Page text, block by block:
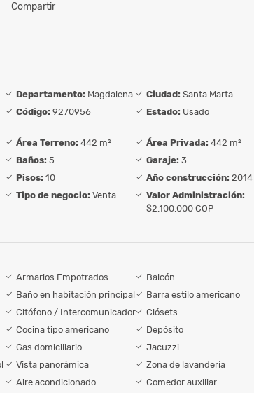
Compartir
Departamento: Magdalena Ciudad: Santa Marta
Código: 9270956 Estado: Usado
Área Terreno: 442 m² Área Privada: 442 m²
Baños: 5 Garaje: 3
Pisos: 10 Año construcción: 2014
Tipo de negocio: Venta
Valor Administración:
$2.100.000 COP
Armarios Empotrados
Balcón
Baño en habitación principal
Barra estilo americano
Citófono / Intercomunicador
Clósets
Cocina tipo americano
Depósito
Gas domiciliario
Jacuzzi
Vista panorámica
Zona de lavandería
Aire acondicionado
Comedor auxiliar